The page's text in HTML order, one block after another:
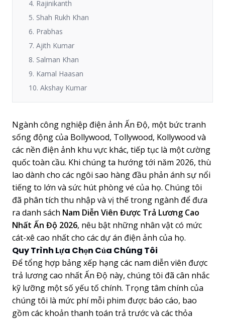
4. Rajinikanth
5. Shah Rukh Khan
6. Prabhas
7. Ajith Kumar
8. Salman Khan
9. Kamal Haasan
10. Akshay Kumar
Ngành công nghiệp điện ảnh Ấn Độ, một bức tranh
sống động của Bollywood, Tollywood, Kollywood và
các nền điện ảnh khu vực khác, tiếp tục là một cường
quốc toàn cầu. Khi chúng ta hướng tới năm 2026, thù
lao dành cho các ngôi sao hàng đầu phản ánh sự nổi
tiếng to lớn và sức hút phòng vé của họ. Chúng tôi
đã phân tích thu nhập và vị thế trong ngành để đưa
ra danh sách Nam Diễn Viên Được Trả Lương Cao
Nhất Ấn Độ 2026, nêu bật những nhân vật có mức
cát-xê cao nhất cho các dự án điện ảnh của họ.
Quy Trình Lựa Chọn Của Chúng Tôi
Để tổng hợp bảng xếp hạng các nam diễn viên được
trả lương cao nhất Ấn Độ này, chúng tôi đã cân nhắc
kỹ lưỡng một số yếu tố chính. Trọng tâm chính của
chúng tôi là mức phí mỗi phim được báo cáo, bao
gồm các khoản thanh toán trả trước và các thỏa